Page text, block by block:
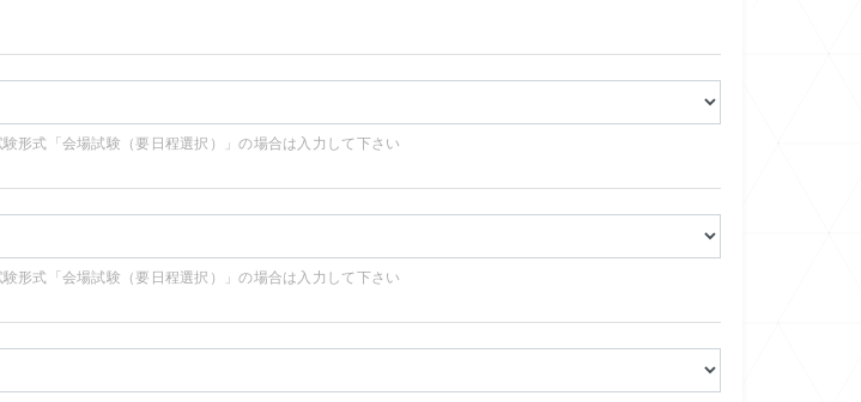
形式「会場試験（要日程選択）」の場合は入力して下さい
形式「会場試験（要日程選択）」の場合は入力して下さい